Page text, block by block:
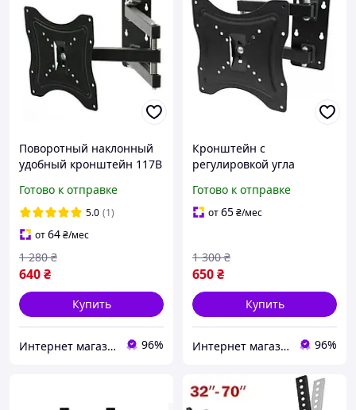
Поворотный наклонный
удобный кронштейн 117В
крепление для
телевизора TV на стену
200х200
Готово к отправке
5.0 (1)
от64₴/мес
640₴
1 280 ₴
Купить
Интернет магазин «Smart Life» 96%
Кронштейн с
регулировкой угла
LED телевизора на стену
vesa 200x200 до 35 кг
Готово к отправке
от65₴/мес
650₴
1 300 ₴
Купить
Интернет магазин «Smart Life» 96%